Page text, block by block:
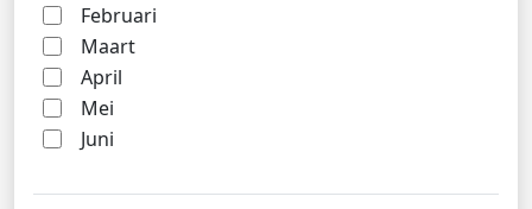
Februari
Maart
April
Mei
Juni